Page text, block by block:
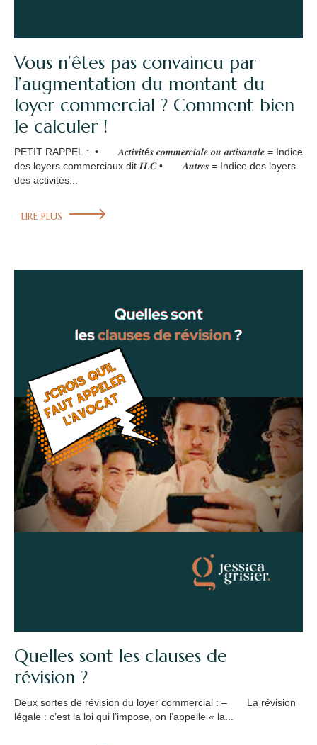
Vous n’êtes pas convaincu par
l’augmentation du montant du
loyer commercial ? Comment bien
le calculer !
PETIT RAPPEL : • 𝑨𝒄𝒕𝒊𝒗𝒊𝒕é𝒔 𝒄𝒐𝒎𝒎𝒆𝒓𝒄𝒊𝒂𝒍𝒆 𝒐𝒖 𝒂𝒓𝒕𝒊𝒔𝒂𝒏𝒂𝒍𝒆 = Indice
des loyers commerciaux dit 𝑰𝑳𝑪 • 𝑨𝒖𝒕𝒓𝒆𝒔 = Indice des loyers
des activités...
LIRE PLUS
Quelles sont les clauses de
révision ?
Deux sortes de révision du loyer commercial : – La révision
légale : c’est la loi qui l’impose, on l’appelle « la...